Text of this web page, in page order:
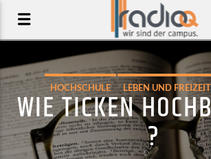
HOCHSCHULE LEBEN UND FREIZEIT
WIE TICKEN
?